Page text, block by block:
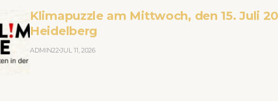
deux
Klimapuzzle am Mittwoch, den 15. Juli
Heidelberg
ADMIN22 JUL 11, 2026